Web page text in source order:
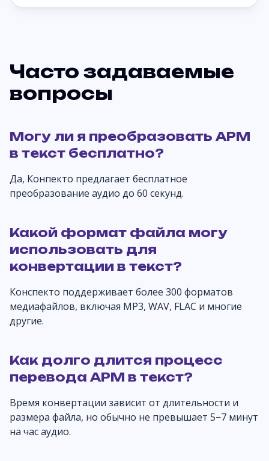
Часто задаваемые
вопросы
Могу ли я преобразовать APM
в текст бесплатно?
Да, Конпекто предлагает бесплатное
преобразование аудио до 60 секунд.
Какой формат файла могу
использовать для
конвертации в текст?
Конспекто поддерживает более 300 форматов
медиафайлов, включая MP3, WAV, FLAC и многие
другие.
Как долго длится процесс
перевода APM в текст?
Время конвертации зависит от длительности и
размера файла, но обычно не превышает 5−7 минут
на час аудио.